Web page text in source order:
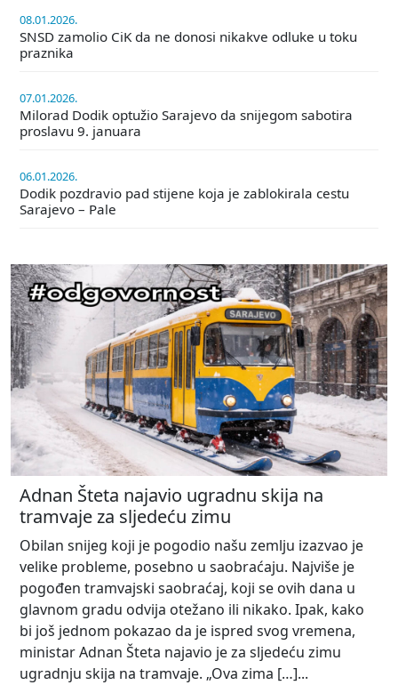
08.01.2026.
SNSD zamolio CiK da ne donosi nikakve odluke u toku
praznika
07.01.2026.
Milorad Dodik optužio Sarajevo da snijegom sabotira
proslavu 9. januara
06.01.2026.
Dodik pozdravio pad stijene koja je zablokirala cestu
Sarajevo – Pale
Adnan Šteta najavio ugradnu skija na
tramvaje za sljedeću zimu
Obilan snijeg koji je pogodio našu zemlju izazvao je
velike probleme, posebno u saobraćaju. Najviše je
pogođen tramvajski saobraćaj, koji se ovih dana u
glavnom gradu odvija otežano ili nikako. Ipak, kako
bi još jednom pokazao da je ispred svog vremena,
ministar Adnan Šteta najavio je za sljedeću zimu
ugradnju skija na tramvaje. „Ova zima […]...